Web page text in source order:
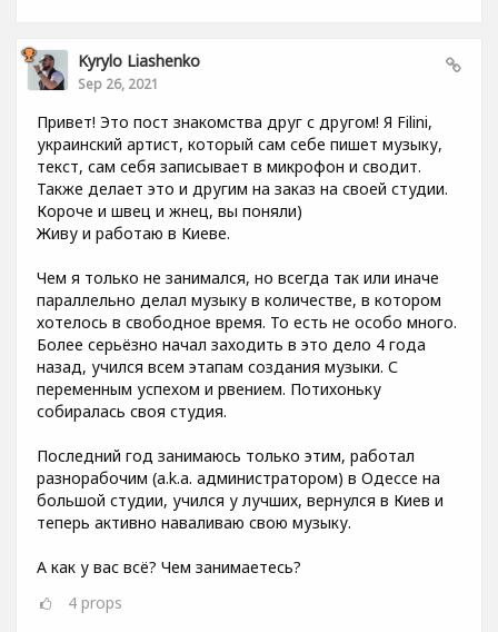
Kyrylo Liashenko
Sep 26, 2021
Привет! Это пост знакомства друг с другом! Я Filini,
украинский артист, который сам себе пишет музыку,
текст, сам себя записывает в микрофон и сводит.
Также делает это и другим на заказ на своей студии.
Короче и швец и жнец, вы поняли)
Живу и работаю в Киеве.
Чем я только не занимался, но всегда так или иначе
параллельно делал музыку в количестве, в котором
хотелось в свободное время. То есть не особо много.
Более серьёзно начал заходить в это дело 4 года
назад, учился всем этапам создания музыки. С
переменным успехом и рвением. Потихоньку
собиралась своя студия.
Последний год занимаюсь только этим, работал
разнорабочим (a.k.a. администратором) в Одессе на
большой студии, учился у лучших, вернулся в Киев и
теперь активно наваливаю свою музыку.
А как у вас всё? Чем занимаетесь?
4 props